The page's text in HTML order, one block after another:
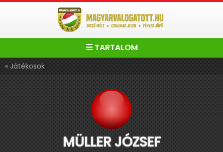
☰ TARTALOM
« Játékosok
MÜLLER JÓZSEF